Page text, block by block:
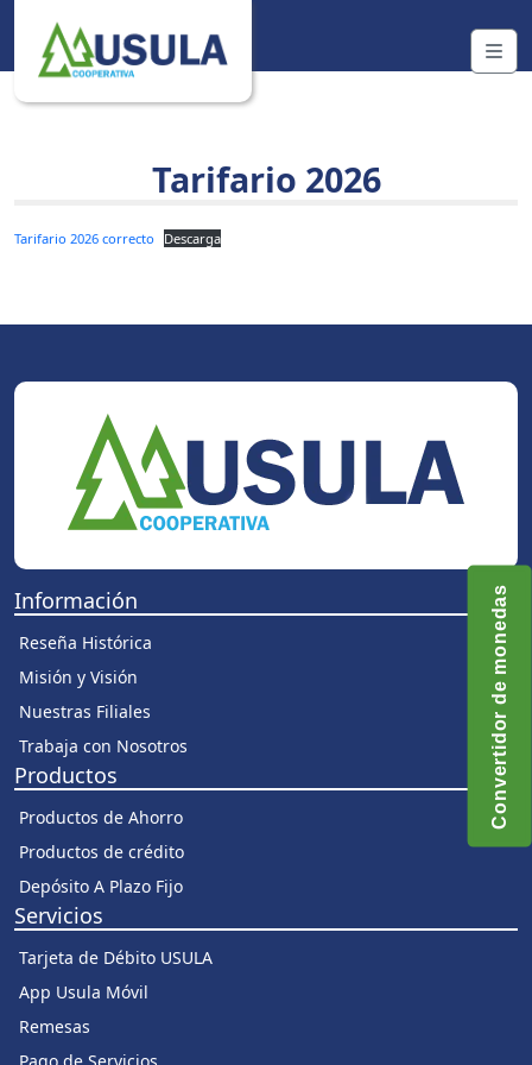
Tarifario 2026
Tarifario 2026 correcto Descarga
Información
Reseña Histórica
Misión y Visión
Nuestras Filiales
Trabaja con Nosotros
Productos
Productos de Ahorro
Productos de crédito
Depósito A Plazo Fijo
Servicios
Tarjeta de Débito USULA
App Usula Móvil
Remesas
Convertidor de monedas